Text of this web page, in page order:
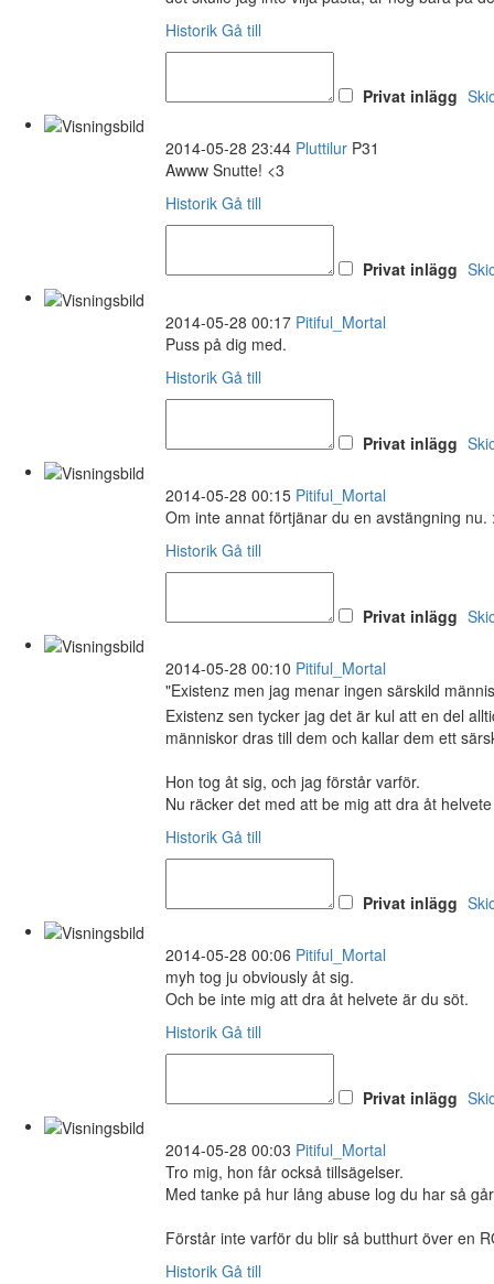
Historik Gå till
Privat inlägg
2014-05-28 23:44 Pluttilur P31
Awww Snutte! <3
Historik Gå till
Privat inlägg
2014-05-28 00:17 Pitiful_Mortal
Puss på dig med.
Historik Gå till
Privat inlägg
2014-05-28 00:15 Pitiful_Mortal
Om inte annat förtjänar du en avstängning nu.
Historik Gå till
Privat inlägg
2014-05-28 00:10 Pitiful_Mortal
"Existenz men jag menar ingen särskild
Existenz sen tycker jag det är kul att en del
människor dras till dem och kallar dem ett
Hon tog åt sig, och jag förstår varför.
Nu räcker det med att be mig att dra åt
Historik Gå till
Privat inlägg
2014-05-28 00:06 Pitiful_Mortal
myh tog ju obviously åt sig.
Och be inte mig att dra åt helvete är du söt.
Historik Gå till
Privat inlägg
2014-05-28 00:03 Pitiful_Mortal
Tro mig, hon får också tillsägelser.
Med tanke på hur lång abuse log du har så
Förstår inte varför du blir så butthurt över en
Historik Gå till